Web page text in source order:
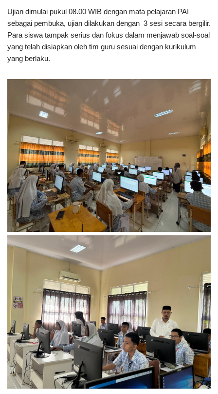
Ujian dimulai pukul 08.00 WIB dengan mata pelajaran PAI
sebagai pembuka, ujian dilakukan dengan 3 sesi secara bergilir.
Para siswa tampak serius dan fokus dalam menjawab soal-soal
yang telah disiapkan oleh tim guru sesuai dengan kurikulum
yang berlaku.